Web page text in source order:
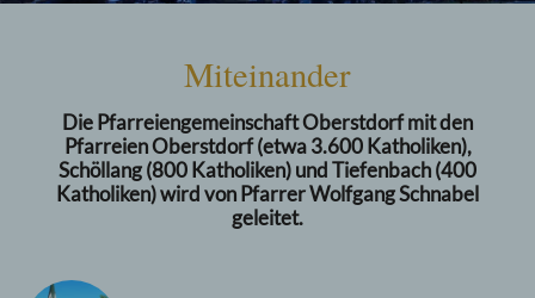
Im Urlaub
Gästeseelsorge
Miteinander
Die Pfarreiengemeinschaft Oberstdorf mit den
Pfarreien Oberstdorf (etwa 3.600 Katholiken),
Schöllang (800 Katholiken) und Tiefenbach (400
Katholiken) wird von Pfarrer Wolfgang Schnabel
geleitet.